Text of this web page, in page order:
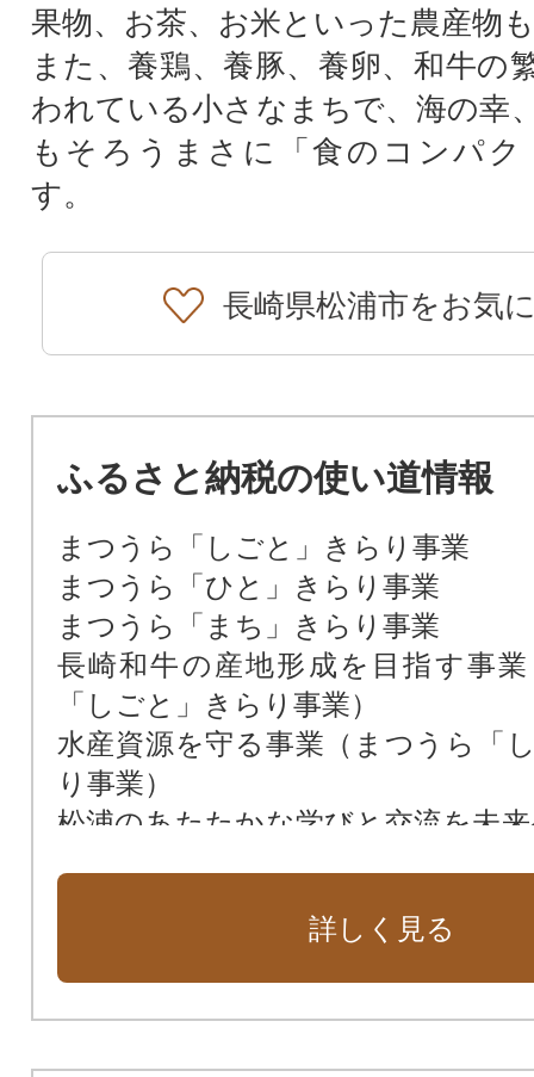
果物、お茶、お米といった農産物
また、養鶏、養豚、養卵、和牛の
われている小さなまちで、海の幸
もそろうまさに「食のコンパ
す。
長崎県松浦市をお気
ふるさと納税の使い道情報
まつうら「しごと」きらり事業
まつうら「ひと」きらり事業
まつうら「まち」きらり事業
長崎和牛の産地形成を目指す事
「しごと」きらり事業）
水産資源を守る事業（まつうら「
り事業）
松浦のあたたかな学びと交流を未
松浦高校支援プロジェクト（まつ
きらり事業）
子育て世帯に安心医療費助成（
詳しく見る